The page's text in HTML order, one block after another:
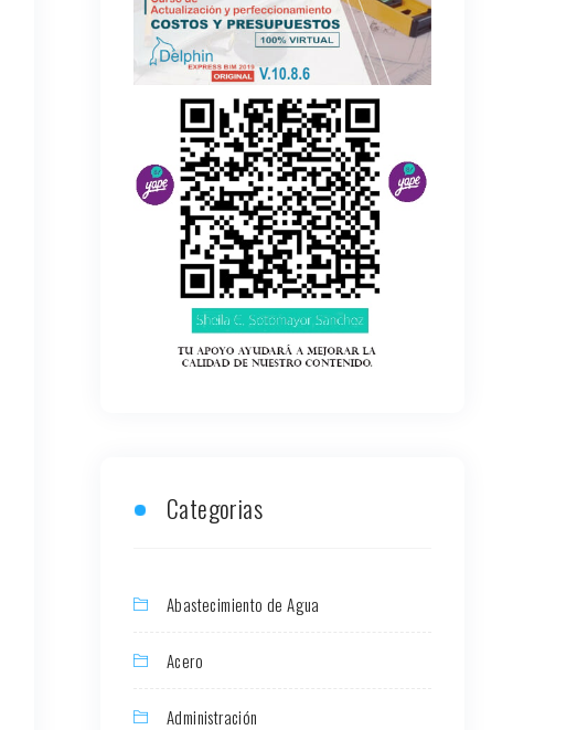
Categorias
Abastecimiento de Agua
Acero
Administración